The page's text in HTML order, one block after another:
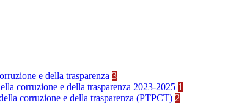
e della trasparenza 3
corruzione e della trasparenza 2023-2025 1
corruzione e della trasparenza (PTPCT) 2